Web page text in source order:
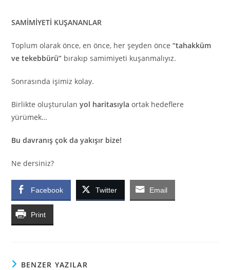
SAMİMİYETİ KUŞANANLAR
Toplum olarak önce, en önce, her şeyden önce“tahakküm
ve tekebbürü” bırakıp samimiyeti kuşanmalıyız.
Sonrasında işimiz kolay.
Birlikte oluşturulanyol haritasıyla ortak hedeflere
yürümek…
Bu davranış çok da yakışır bize!
Ne dersiniz?
Facebook Twitter Email
Print
BENZER YAZILAR